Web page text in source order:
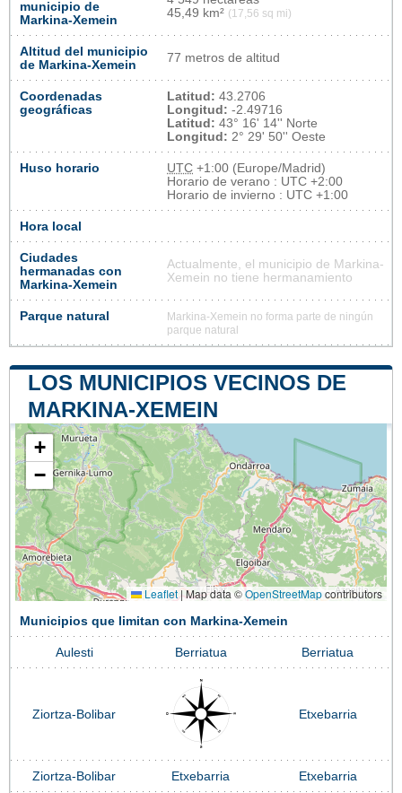
municipio de
Markina-Xemein
45,49 km² (17,56 sq mi)
Altitud del municipio
de Markina-Xemein
77 metros de altitud
Coordenadas
geográficas
Latitud: 43.2706
Longitud: -2.49716
Latitud: 43° 16' 14'' Norte
Longitud: 2° 29' 50'' Oeste
Huso horario UTC +1:00 (Europe/Madrid)
Horario de verano : UTC +2:00
Horario de invierno : UTC +1:00
Hora local
Ciudades
hermanadas con
Markina-Xemein
Actualmente, el municipio de Markina-
Xemein no tiene hermanamiento
Parque natural
Markina-Xemein no forma parte de ningún
parque natural
LOS MUNICIPIOS VECINOS DE
MARKINA-XEMEIN
+
−
Leaflet | Map data ©OpenStreetMapcontributors
Municipios que limitan con Markina-Xemein
Aulesti Berriatua Berriatua
Ziortza-Bolibar Etxebarria
Ziortza-Bolibar Etxebarria Etxebarria